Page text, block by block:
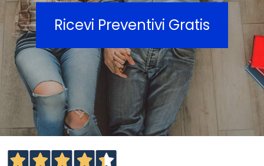
Ricevi Preventivi Gratis